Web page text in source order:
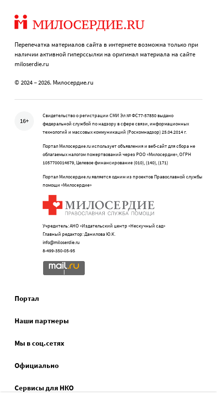
Перепечатка материалов сайта в интернете возможна только при
наличии активной гиперссылки на оригинал материала на сайте
miloserdie.ru
© 2024 – 2026. Милосердие.ru
16+
Свидетельство о регистрации СМИ Эл № ФС77-57850 выдано
федеральной службой по надзору в сфере связи, информационных
технологий и массовых коммуникаций (Роскомнадзор) 25.04.2014 г.
Портал Милосердие.ru использует объявления и веб-сайт для сбора не
облагаемых налогом пожертвований через РОО «Милосердие», ОГРН
1057700014679, Целевое финансирование (010), (140), (171)
Портал Милосердие.ru является одним из проектов Православной службы
помощи «Милосердие»
Учредитель: АНО «Издательский центр «Нескучный сад»
Главный редактор: Данилова Ю.К.
info@miloserdie.ru
8-499-350-05-95
Портал
Наши партнеры
Мы в соц.сетях
Официально
Сервисы для НКО